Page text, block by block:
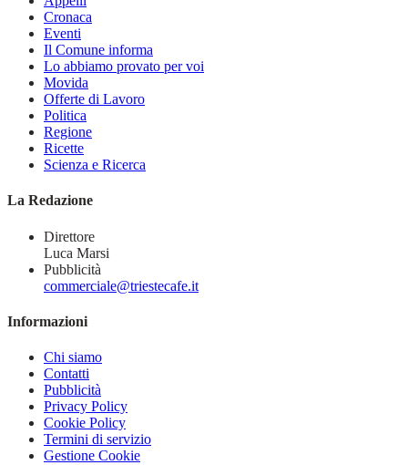
Cronaca
Eventi
Il Comune informa
Lo abbiamo provato per voi
Movida
Offerte di Lavoro
Politica
Regione
Ricette
Scienza e Ricerca
La Redazione
Direttore
Luca Marsi
Pubblicità
commerciale@triestecafe.it
Informazioni
Chi siamo
Contatti
Pubblicità
Privacy Policy
Cookie Policy
Termini di servizio
Gestione Cookie